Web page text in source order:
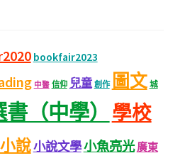
bookfair2023
中醫 信仰 兒童 創作 圖文 城
（中學）
學校
小說小說文學小魚亮光廣東